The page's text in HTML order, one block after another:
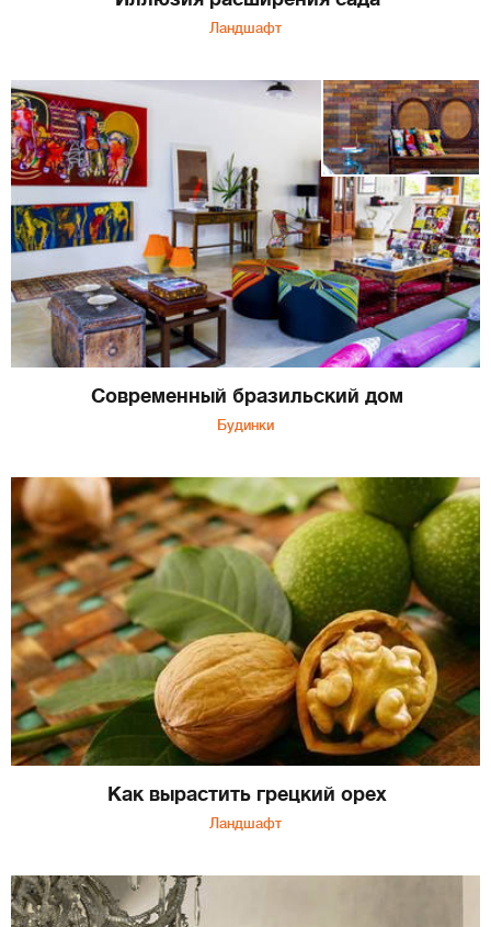
Ландшафт
Современный бразильский дом
Будинки
Как вырастить грецкий орех
Ландшафт